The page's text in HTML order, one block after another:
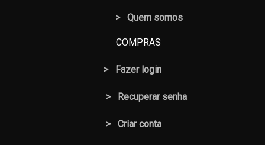
> Quem somos
COMPRAS
> Fazer login
> Recuperar senha
> Criar conta